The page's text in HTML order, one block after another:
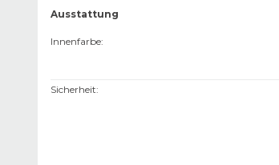
Ausstattung
Innenfarbe:
Sicherheit: